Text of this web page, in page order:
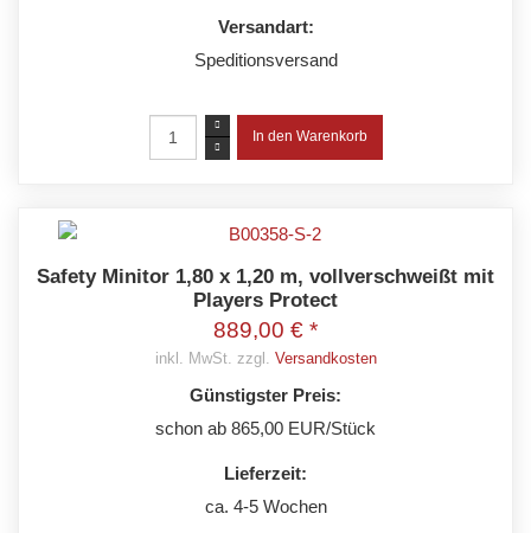
Versandart:
Speditionsversand
Safety Minitor 1,80 x 1,20 m, vollverschweißt mit
Players Protect
889,00 € *
inkl. MwSt. zzgl. Versandkosten
Günstigster Preis:
schon ab 865,00 EUR/Stück
Lieferzeit:
ca. 4-5 Wochen